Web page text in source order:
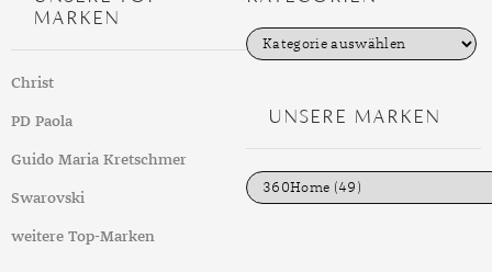
MARKEN
Christ
PD Paola
Guido Maria Kretschmer
Swarovski
weitere Top-Marken
K
a
e
n
UNSERE MARKEN